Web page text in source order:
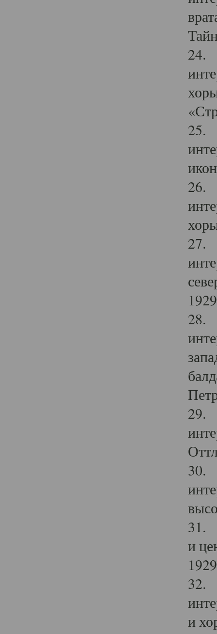
24.
25.
26.
27.
28.
29.
30.
31.
и
32.
и